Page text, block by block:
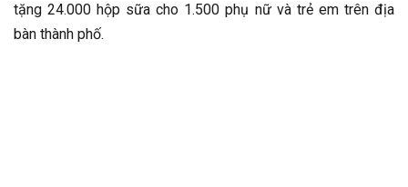
tặng 24.000 hộp sữa cho 1.500 phụ nữ và trẻ em trên địa
bàn thành phố.